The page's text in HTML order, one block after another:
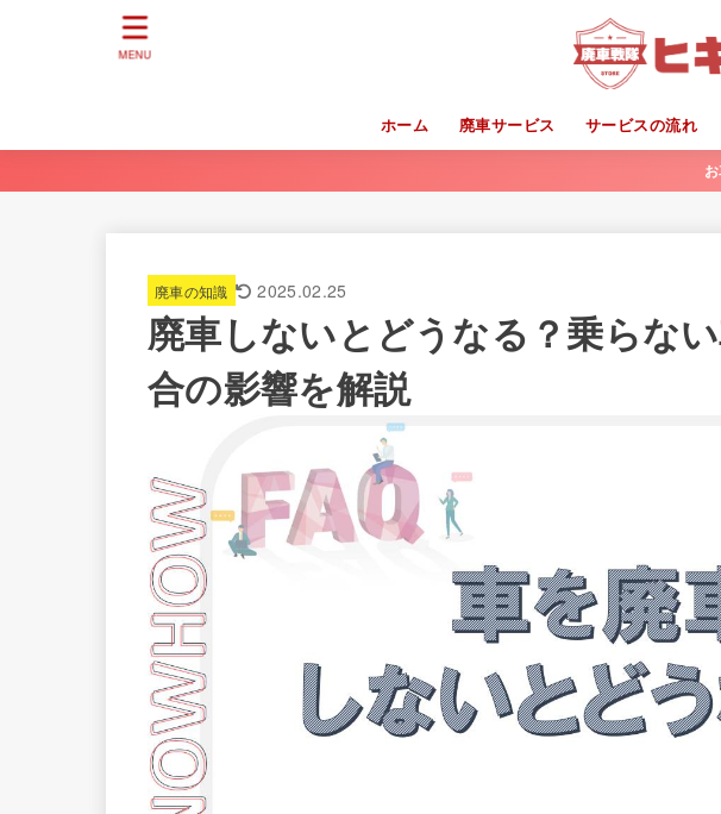
ホーム 廃車サービス サービスの流れ
MENU
廃車の知識 2025.02.25
廃車しないとどうなる？乗らな
合の影響を解説